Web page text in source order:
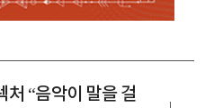
“음악이 말을 걸